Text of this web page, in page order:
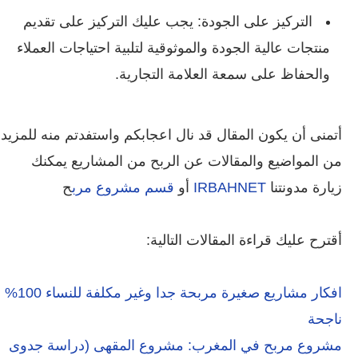
التركيز على الجودة: يجب عليك التركيز على تقديم
منتجات عالية الجودة والموثوقية لتلبية احتياجات العملاء
والحفاظ على سمعة العلامة التجارية.
أتمنى أن يكون المقال قد نال اعجابكم واستفدتم منه للمزيد
من المواضيع والمقالات عن الربح من المشاريع يمكنك
زيارة مدونتنا IRBAHNET أو قسم مشروع مر بح
أقترح عليك قراءة المقالات التالية:
افكار مشاريع صغيرة مربحة جدا وغير مكلفة للنساء 100%
ناجحة
مشروع مربح في المغرب: مشروع المقهى (دراسة جدوى